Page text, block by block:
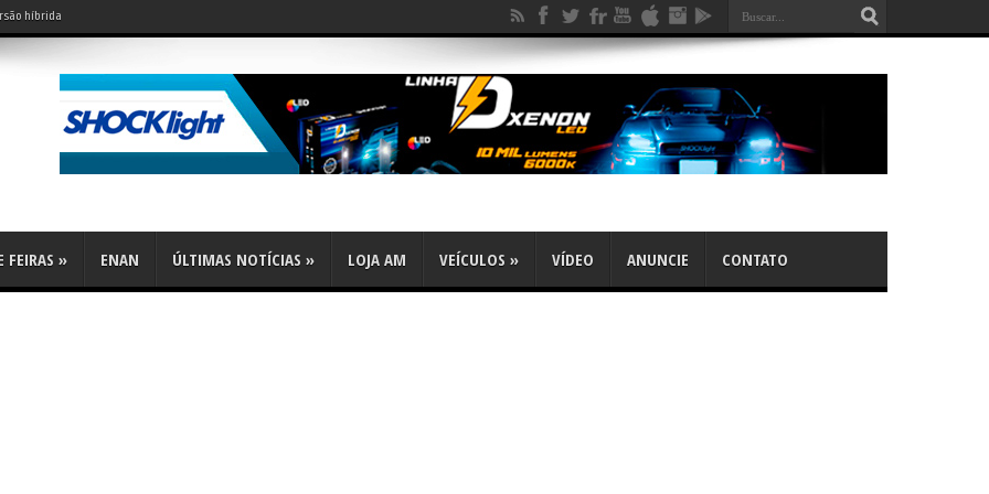
híbrida
leve?
FEIRAS » ENAN ÚLTIMAS NOTÍCIAS » LOJA AM VEÍCULOS » VÍDEO ANUNCIE CONTATO